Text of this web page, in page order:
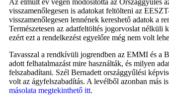
visszamenőlegesen is adatokat feltölteni az
visszamenőlegesen lennének kereshető adatok a
Természetesen az adatfeltöltés jogorvoslat nélküli
ezért ezt a rendelkezést egyelőre még nem volt
Tavasszal a rendkívüli jogrendben az EMMI és a
adott felhatalmazást mire használták, és milyen
felszabadítani. Szél Bernadett országgyűlési
volt az ágyfelszabadítás. A levélből azonban más
másolata megtekinthető itt.